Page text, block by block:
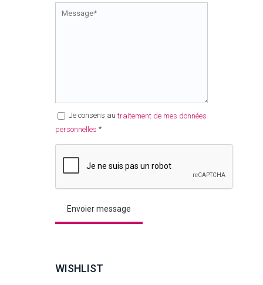
Je consens autraitement de mes données
personnelles *
WISHLIST